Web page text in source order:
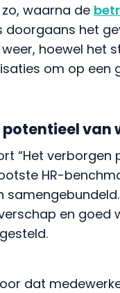
waarna de
doorgaans het
hoewel het
om op
van
“Het verborgen
HR-
en goed
dat